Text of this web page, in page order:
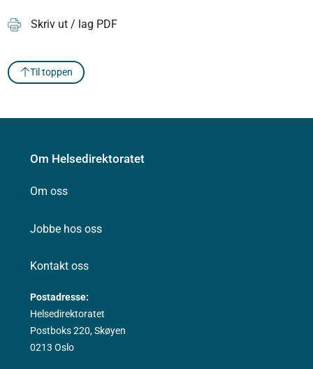
Skriv ut / lag PDF
Til toppen
Om Helsedirektoratet
Om oss
Jobbe hos oss
Kontakt oss
Postadresse:
Helsedirektoratet
Postboks 220, Skøyen
0213 Oslo